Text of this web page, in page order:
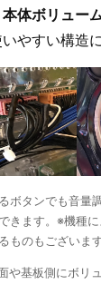
体ボリュー
やすい構造
ボタンでも音量
きます。※機種
ものもございます
や基板側にボリ